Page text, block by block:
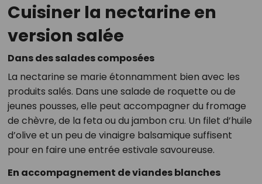
Cuisiner la nectarine en
version salée
Dans des salades composées
La nectarine se marie étonnamment bien avec les
produits salés. Dans une salade de roquette ou de
jeunes pousses, elle peut accompagner du fromage
de chèvre, de la feta ou du jambon cru. Un filet d’huile
d’olive et un peu de vinaigre balsamique suffisent
pour en faire une entrée estivale savoureuse.
En accompagnement de viandes blanches